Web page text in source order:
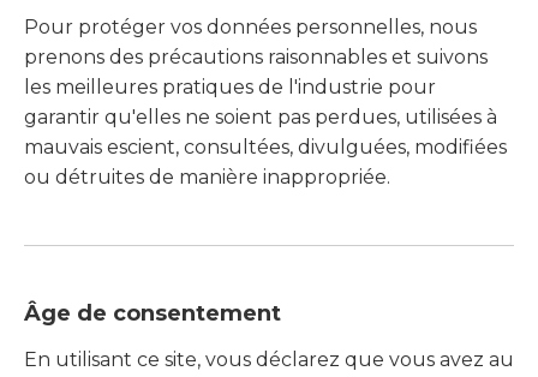
Pour protéger vos données personnelles, nous
prenons des précautions raisonnables et suivons
les meilleures pratiques de l'industrie pour
garantir qu'elles ne soient pas perdues, utilisées à
mauvais escient, consultées, divulguées, modifiées
ou détruites de manière inappropriée.
Âge de consentement
En utilisant ce site, vous déclarez que vous avez au